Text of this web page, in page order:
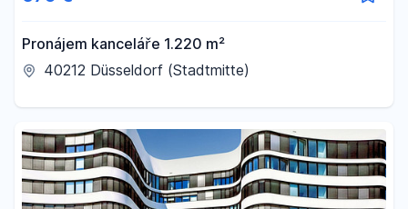
Pronájem kanceláře 1.220 m²
40212 Düsseldorf (Stadtmitte)